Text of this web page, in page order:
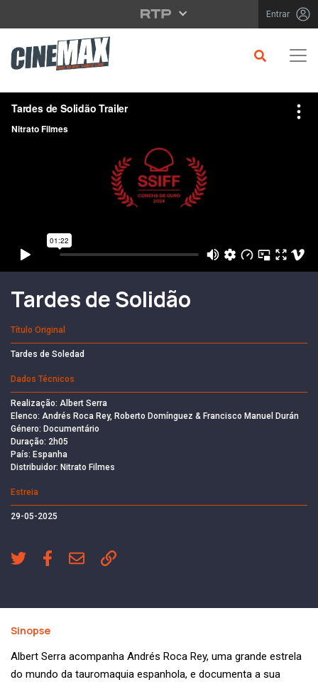
Saltar para o conteúdo principal Entrar
Filme em Cartaz
Tardes de Solidão
Título Original
Tardes de Soledad
Dados Técnicos
Realização: Albert Serra
Elenco: Andrés Roca Rey, Roberto Domínguez & Francisco Manuel Durán
Género: Documentário
Duração: 2h05
País: Espanha
Distribuidor: Nitrato Filmes
Estreia
29-05-2025
Sinopse
Albert Serra acompanha Andrés Roca Rey, uma grande estrela
do mundo da tauromaquia espanhola, e documenta a sua